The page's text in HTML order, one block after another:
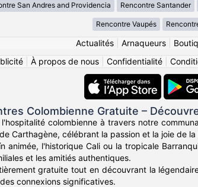
San Andres and Providencia Rencontre Santander
Rencontre Vaupés
Actualités| Arnaqueurs|
| À propos de nous| Confidentialité|
Colombienne Gratuite –
colombienne à travers notre
Carthagène, célébrant la passion et la joie de
animée, l'historique Cali ou la tropicale
et les amitiés authentiques.
gratuite tout en découvrant la
connexions significatives.